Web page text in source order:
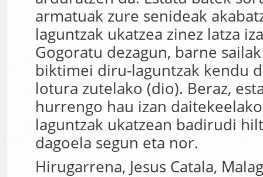
armatuak zure senideak
laguntzak ukatzea zinez latza
Gogoratu dezagun, barne
biktimei diru-laguntzak kendu
lotura zutelako (dio). Beraz,
hurrengo hau izan
laguntzak ukatzean badirudi
dagoela segun eta nor.
Hirugarrena, Jesus Catala,